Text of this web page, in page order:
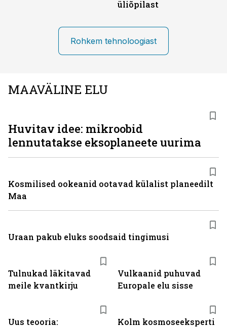
üliõpilast
Rohkem tehnoloogiast
MAAVÄLINE ELU
Tulnukad läkitavad
meile kvantkirju
Vulkaanid puhuvad
Europale elu sisse
Uus teooria: Kolm kosmoseeksperti
Huvitav idee: mikroobid
lennutatakse eksoplaneete uurima
Kosmilised ookeanid ootavad külalist planeedilt
Maa
Uraan pakub eluks soodsaid tingimusi